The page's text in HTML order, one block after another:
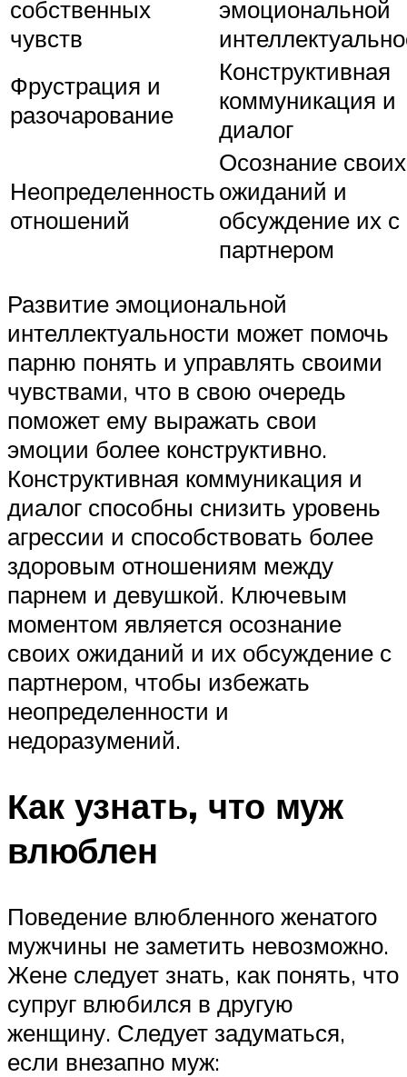
собственных
чувств
эмоциональной
Фрустрация и
разочарование
Конструктивная
коммуникация и
диалог
Неопределенность
отношений
Осознание своих
ожиданий и
обсуждение их с
партнером
Развитие эмоциональной
интеллектуальности может помочь
парню понять и управлять своими
чувствами, что в свою очередь
поможет ему выражать свои
эмоции более конструктивно.
Конструктивная коммуникация и
диалог способны снизить уровень
агрессии и способствовать более
здоровым отношениям между
парнем и девушкой. Ключевым
моментом является осознание
своих ожиданий и их обсуждение с
партнером, чтобы избежать
неопределенности и
недоразумений.
Как узнать, что муж
влюблен
Поведение влюбленного женатого
мужчины не заметить невозможно.
Жене следует знать, как понять, что
супруг влюбился в другую
женщину. Следует задуматься,
если внезапно муж: